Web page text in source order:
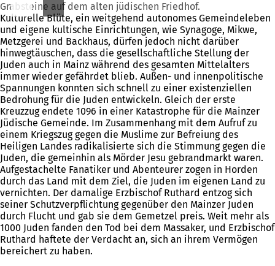
Grabsteine auf dem alten jüdischen Friedhof.
Kulturelle Blüte, ein weitgehend autonomes Gemeindeleben
und eigene kultische Einrichtungen, wie Synagoge, Mikwe,
Metzgerei und Backhaus, dürfen jedoch nicht darüber
hinwegtäuschen, dass die gesellschaftliche Stellung der
Juden auch in Mainz während des gesamten Mittelalters
immer wieder gefährdet blieb. Außen- und innenpolitische
Spannungen konnten sich schnell zu einer existenziellen
Bedrohung für die Juden entwickeln. Gleich der erste
Kreuzzug endete 1096 in einer Katastrophe für die Mainzer
Jüdische Gemeinde. Im Zusammenhang mit dem Aufruf zu
einem Kriegszug gegen die Muslime zur Befreiung des
Heiligen Landes radikalisierte sich die Stimmung gegen die
Juden, die gemeinhin als Mörder Jesu gebrandmarkt waren.
Aufgestachelte Fanatiker und Abenteurer zogen in Horden
durch das Land mit dem Ziel, die Juden im eigenen Land zu
vernichten. Der damalige Erzbischof Ruthard entzog sich
seiner Schutzverpflichtung gegenüber den Mainzer Juden
durch Flucht und gab sie dem Gemetzel preis. Weit mehr als
1000 Juden fanden den Tod bei dem Massaker, und Erzbischof
Ruthard haftete der Verdacht an, sich an ihrem Vermögen
bereichert zu haben.